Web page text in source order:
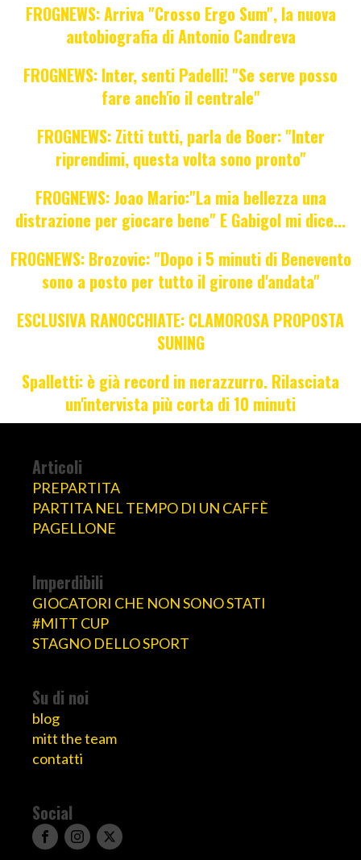
FROGNEWS: Arriva "Crosso Ergo Sum", la nuova
autobiografia di Antonio Candreva
FROGNEWS: Inter, senti Padelli! "Se serve posso
fare anch'io il centrale"
FROGNEWS: Zitti tutti, parla de Boer: "Inter
riprendimi, questa volta sono pronto"
FROGNEWS: Joao Mario:"La mia bellezza una
distrazione per giocare bene" E Gabigol mi dice...
FROGNEWS: Brozovic: "Dopo i 5 minuti di Benevento
sono a posto per tutto il girone d'andata"
ESCLUSIVA RANOCCHIATE: CLAMOROSA PROPOSTA
SUNING
Spalletti: è già record in nerazzurro. Rilasciata
un'intervista più corta di 10 minuti
Articoli
PREPARTITA
PARTITA NEL TEMPO DI UN CAFFÈ
PAGELLONE
Imperdibili
GIOCATORI CHE NON SONO STATI
#MITT CUP
STAGNO DELLO SPORT
Su di noi
blog
mitt the team
contatti
Social